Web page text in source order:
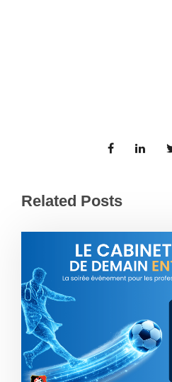
Related Posts